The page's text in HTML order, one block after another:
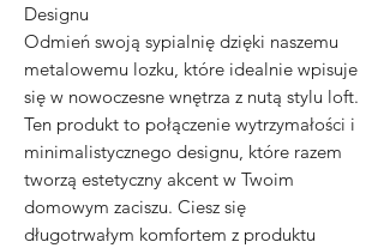
Designu
Odmień swoją sypialnię dzięki naszemu
metalowemu lozku, które idealnie wpisuje
się w nowoczesne wnętrza z nutą stylu loft.
Ten produkt to połączenie wytrzymałości i
minimalistycznego designu, które razem
tworzą estetyczny akcent w Twoim
domowym zaciszu. Ciesz się
długotrwałym komfortem z produktu